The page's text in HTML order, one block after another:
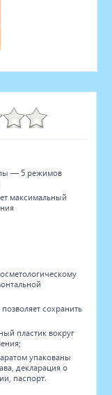
— 5 режимов
максимальный
сохранить
пластик вокруг
упакованы
декларация о
паспорт.